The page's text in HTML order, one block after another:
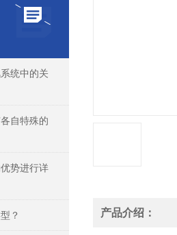
统中的关
自特殊的
势进行详
？ 产品介绍：